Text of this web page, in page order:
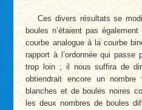
Ces divers résultats se
boules n’étaient pas
courbe analogue à la courbe
rapport à l’ordonnée qui
trop loin ; il nous suffira de
obtiendrait encore un
blanches et de boules noires
les deux nombres de boules